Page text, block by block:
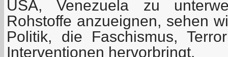
USA, Venezuela zu
Rohstoffe anzueignen, sehen
Politik, die Faschismus,
Interventionen hervorbringt.